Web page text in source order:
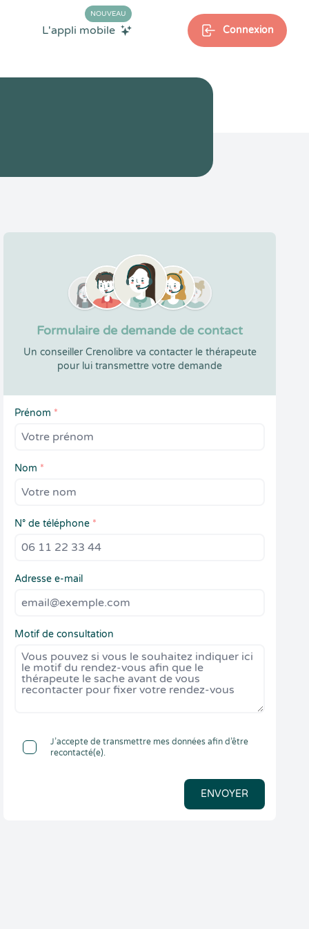
L'appli mobile
NOUVEAU
Connexion
Formulaire de demande de contact
Un conseiller Crenolibre va contacter le thérapeute
pour lui transmettre votre demande
Prénom *
Nom *
N° de téléphone *
Adresse e-mail
Motif de consultation
J’accepte de transmettre mes données afin d’être
recontacté(e).
ENVOYER